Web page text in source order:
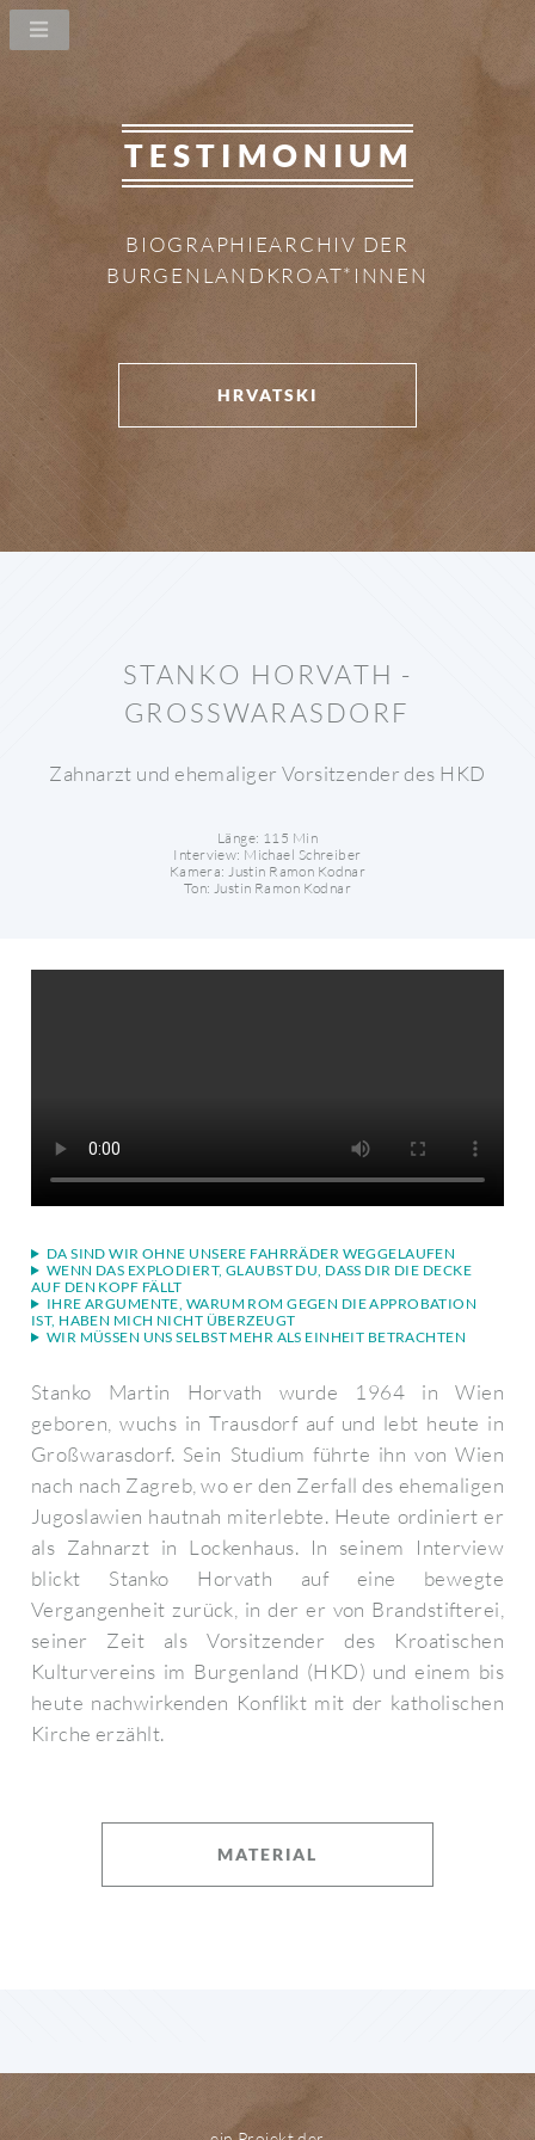
TESTIMONIUM
BIOGRAPHIEARCHIV DER
BURGENLANDKROAT*INNEN
HRVATSKI
STANKO HORVATH -
GROSSWARASDORF
Zahnarzt und ehemaliger Vorsitzender des HKD
Länge: 115 Min
Interview: Michael Schreiber
Kamera: Justin Ramon Kodnar
Ton: Justin Ramon Kodnar
DA SIND WIR OHNE UNSERE FAHRRÄDER WEGGELAUFEN
WENN DAS EXPLODIERT, GLAUBST DU, DASS DIR DIE DECKE
AUF DEN KOPF FÄLLT
IHRE ARGUMENTE, WARUM ROM GEGEN DIE APPROBATION
IST, HABEN MICH NICHT ÜBERZEUGT
WIR MÜSSEN UNS SELBST MEHR ALS EINHEIT BETRACHTEN
Stanko Martin Horvath wurde 1964 in Wien
geboren, wuchs in Trausdorf auf und lebt heute in
Großwarasdorf. Sein Studium führte ihn von Wien
nach nach Zagreb, wo er den Zerfall des ehemaligen
Jugoslawien hautnah miterlebte. Heute ordiniert er
als Zahnarzt in Lockenhaus. In seinem Interview
blickt Stanko Horvath auf eine bewegte
Vergangenheit zurück, in der er von Brandstifterei,
seiner Zeit als Vorsitzender des Kroatischen
Kulturvereins im Burgenland (HKD) und einem bis
heute nachwirkenden Konflikt mit der katholischen
Kirche erzählt.
MATERIAL